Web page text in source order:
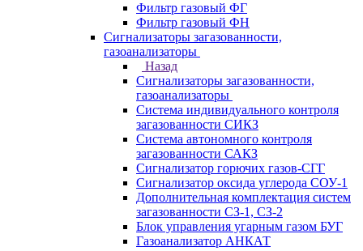
Фильтр газовый ФГ
Фильтр газовый ФН
Сигнализаторы загазованности,
газоанализаторы
Назад
Сигнализаторы загазованности,
газоанализаторы
Система индивидуального контроля
загазованности СИКЗ
Система автономного контроля
загазованности САКЗ
Сигнализатор горючих газов-СГГ
Сигнализатор оксида углерода СОУ-1
Дополнительная комплектация систем
загазованности СЗ-1, СЗ-2
Блок управления угарным газом БУГ
Газоанализатор АНКАТ